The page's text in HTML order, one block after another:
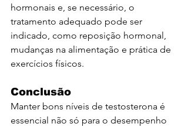
hormonais e, se necessário, o
tratamento adequado pode ser
indicado, como reposição hormonal,
mudanças na alimentação e prática de
exercícios físicos.
Conclusão
Manter bons níveis de testosterona é
essencial não só para o desempenho